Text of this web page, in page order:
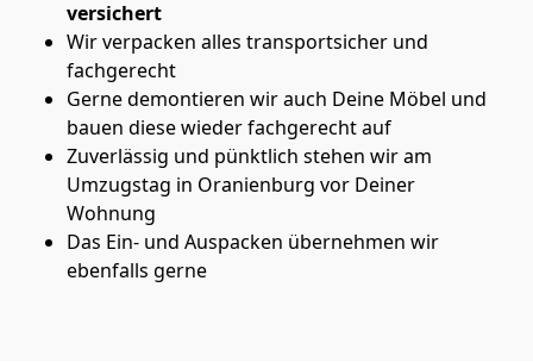
versichert
Wir verpacken alles transportsicher und
fachgerecht
Gerne demontieren wir auch Deine Möbel und
bauen diese wieder fachgerecht auf
Zuverlässig und pünktlich stehen wir am
Umzugstag in Oranienburg vor Deiner
Wohnung
Das Ein- und Auspacken übernehmen wir
ebenfalls gerne